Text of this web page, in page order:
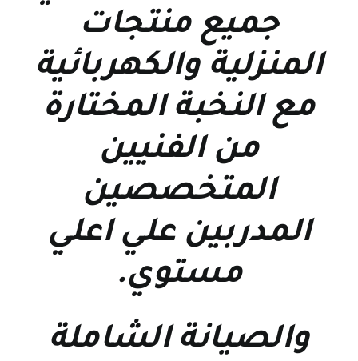
جميع منتجات
المنزلية والكهربائية
مع النخبة المختارة
من الفنيين
المتخصصين
المدربين علي اعلي
مستوي.
والصيانة الشاملة